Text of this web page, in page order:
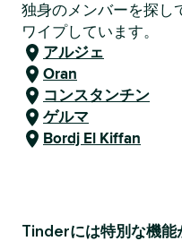
独身のメンバーを探し
ワイプしています。
アルジェ
Oran
コンスタンチン
ゲルマ
Bordj El Kiffan
Tinderには特別な機